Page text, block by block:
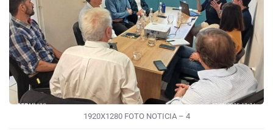
1920X1280 FOTO NOTICIA – 4